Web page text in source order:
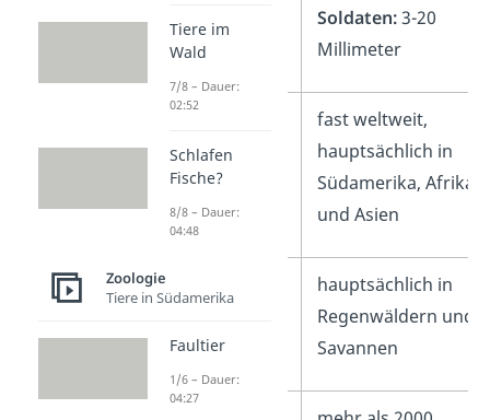
Soldaten:3-20
Millimeter
fast weltweit,
hauptsächlich in
Südamerika, Afrika
und Asien
Lebensraum
hauptsächlich in
Regenwäldern und
Savannen
Tiere im
Wald
7/8 – Dauer:
02:52
Schlafen
Fische?
8/8 – Dauer:
04:48
Zoologie
Tiere in Südamerika
Faultier
1/6 – Dauer:
04:27